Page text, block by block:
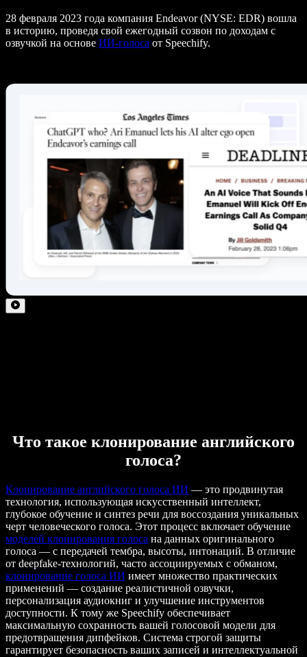
28 февраля 2023 года компания Endeavor (NYSE: EDR) вошла
в историю, проведя свой ежегодный созвон по доходам с
озвучкой на основе ИИ-голоса от Speechify.
Что такое клонирование английского
голоса?
Клонирование английского голоса ИИ — это продвинутая
технология, использующая искусственный интеллект,
глубокое обучение и синтез речи для воссоздания уникальных
черт человеческого голоса. Этот процесс включает обучение
моделей клонирования голоса на данных оригинального
голоса — с передачей тембра, высоты, интонаций. В отличие
от deepfake-технологий, часто ассоциируемых с обманом,
клонирование голоса ИИ имеет множество практических
применений — создание реалистичной озвучки,
персонализация аудиокниг и улучшение инструментов
доступности. К тому же Speechify обеспечивает
максимальную сохранность вашей голосовой модели для
предотвращения дипфейков. Система строгой защиты
гарантирует безопасность ваших записей и интеллектуальной